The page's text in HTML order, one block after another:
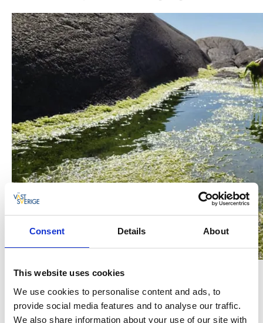
Consent Details About
This website uses cookies
We use cookies to personalise content and ads, to
provide social media features and to analyse our traffic.
We also share information about your use of our site with
Tång – både nyttigt och viktigt
Tång är rikt på mineraler, vitaminer, fibrer och omega